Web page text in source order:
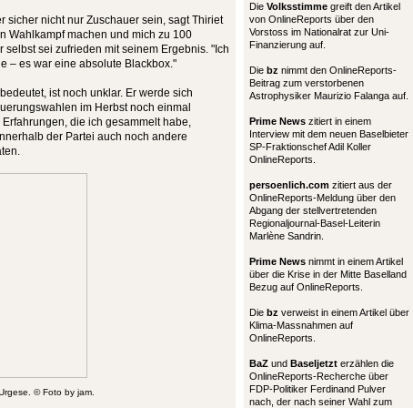
sicher nicht nur Zuschauer sein, sagt Thiriet
Wahlkampf machen und mich zu 100
selbst sei zufrieden mit seinem Ergebnis. "Ich
– es war eine absolute Blackbox."
ist noch unklar. Er werde sich
im Herbst noch einmal
die ich gesammelt habe,
der Partei auch noch andere
© Foto by jam.
Die Volksstimme greift den Artikel
von OnlineReports über den
Vorstoss im Nationalrat zur Uni-
Finanzierung auf.
Die bz nimmt den OnlineReports-
Beitrag zum verstorbenen
Astrophysiker Maurizio Falanga auf.
Prime News zitiert in einem
Interview mit dem neuen Baselbieter
SP-Fraktionschef Adil Koller
OnlineReports.
persoenlich.com zitiert aus der
OnlineReports-Meldung über den
Abgang der stellvertretenden
Regionaljournal-Basel-Leiterin
Marlène Sandrin.
Prime News nimmt in einem Artikel
über die Krise in der Mitte Baselland
Bezug auf OnlineReports.
Die bz verweist in einem Artikel über
Klima-Massnahmen auf
OnlineReports.
BaZ und Baseljetzt erzählen die
OnlineReports-Recherche über
FDP-Politiker Ferdinand Pulver
nach, der nach seiner Wahl zum